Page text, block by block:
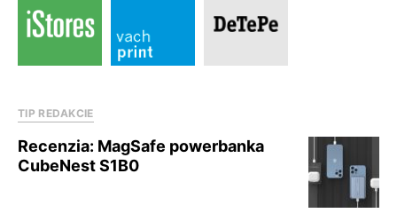
TIP REDAKCIE
Recenzia: MagSafe powerbanka
CubeNest S1B0